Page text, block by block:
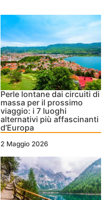
Perle lontane dai circuiti di
massa per il prossimo
viaggio: i 7 luoghi
alternativi più affascinanti
d’Europa
2 Maggio 2026